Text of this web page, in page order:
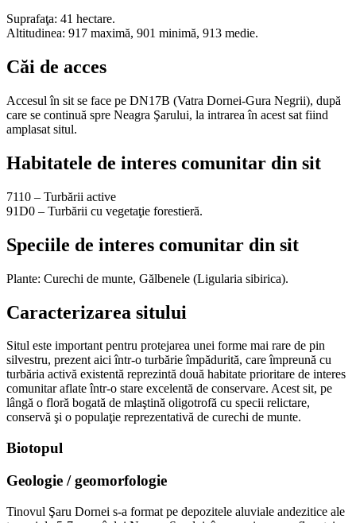
Suprafaţa: 41 hectare.
Altitudinea: 917 maximă, 901 minimă, 913 medie.
Căi de acces
Accesul în sit se face pe DN17B (Vatra Dornei-Gura Negrii), după
care se continuă spre Neagra Şarului, la intrarea în acest sat fiind
amplasat situl.
Habitatele de interes comunitar din sit
7110 – Turbării active
91D0 – Turbării cu vegetaţie forestieră.
Speciile de interes comunitar din sit
Plante: Curechi de munte, Gălbenele (Ligularia sibirica).
Caracterizarea sitului
Situl este important pentru protejarea unei forme mai rare de pin
silvestru, prezent aici într-o turbărie împădurită, care împreună cu
turbăria activă existentă reprezintă două habitate prioritare de interes
comunitar aflate într-o stare excelentă de conservare. Acest sit, pe
lângă o floră bogată de mlaştină oligotrofă cu specii relictare,
conservă şi o populaţie reprezentativă de curechi de munte.
Biotopul
Geologie / geomorfologie
Tinovul Şaru Dornei s-a format pe depozitele aluviale andezitice ale